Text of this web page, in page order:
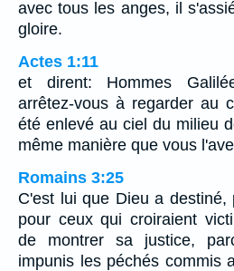
avec tous les anges, il
gloire.
Actes 1:11
et dirent: Hommes
arrêtez-vous à regarder au
été enlevé au ciel du milieu
même manière que vous
Romains 3:25
C'est lui que Dieu a destiné,
pour ceux qui croiraient
de montrer sa justice,
impunis les péchés commis